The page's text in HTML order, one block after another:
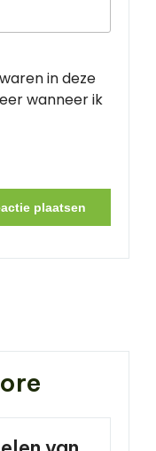
in deze
wanneer ik